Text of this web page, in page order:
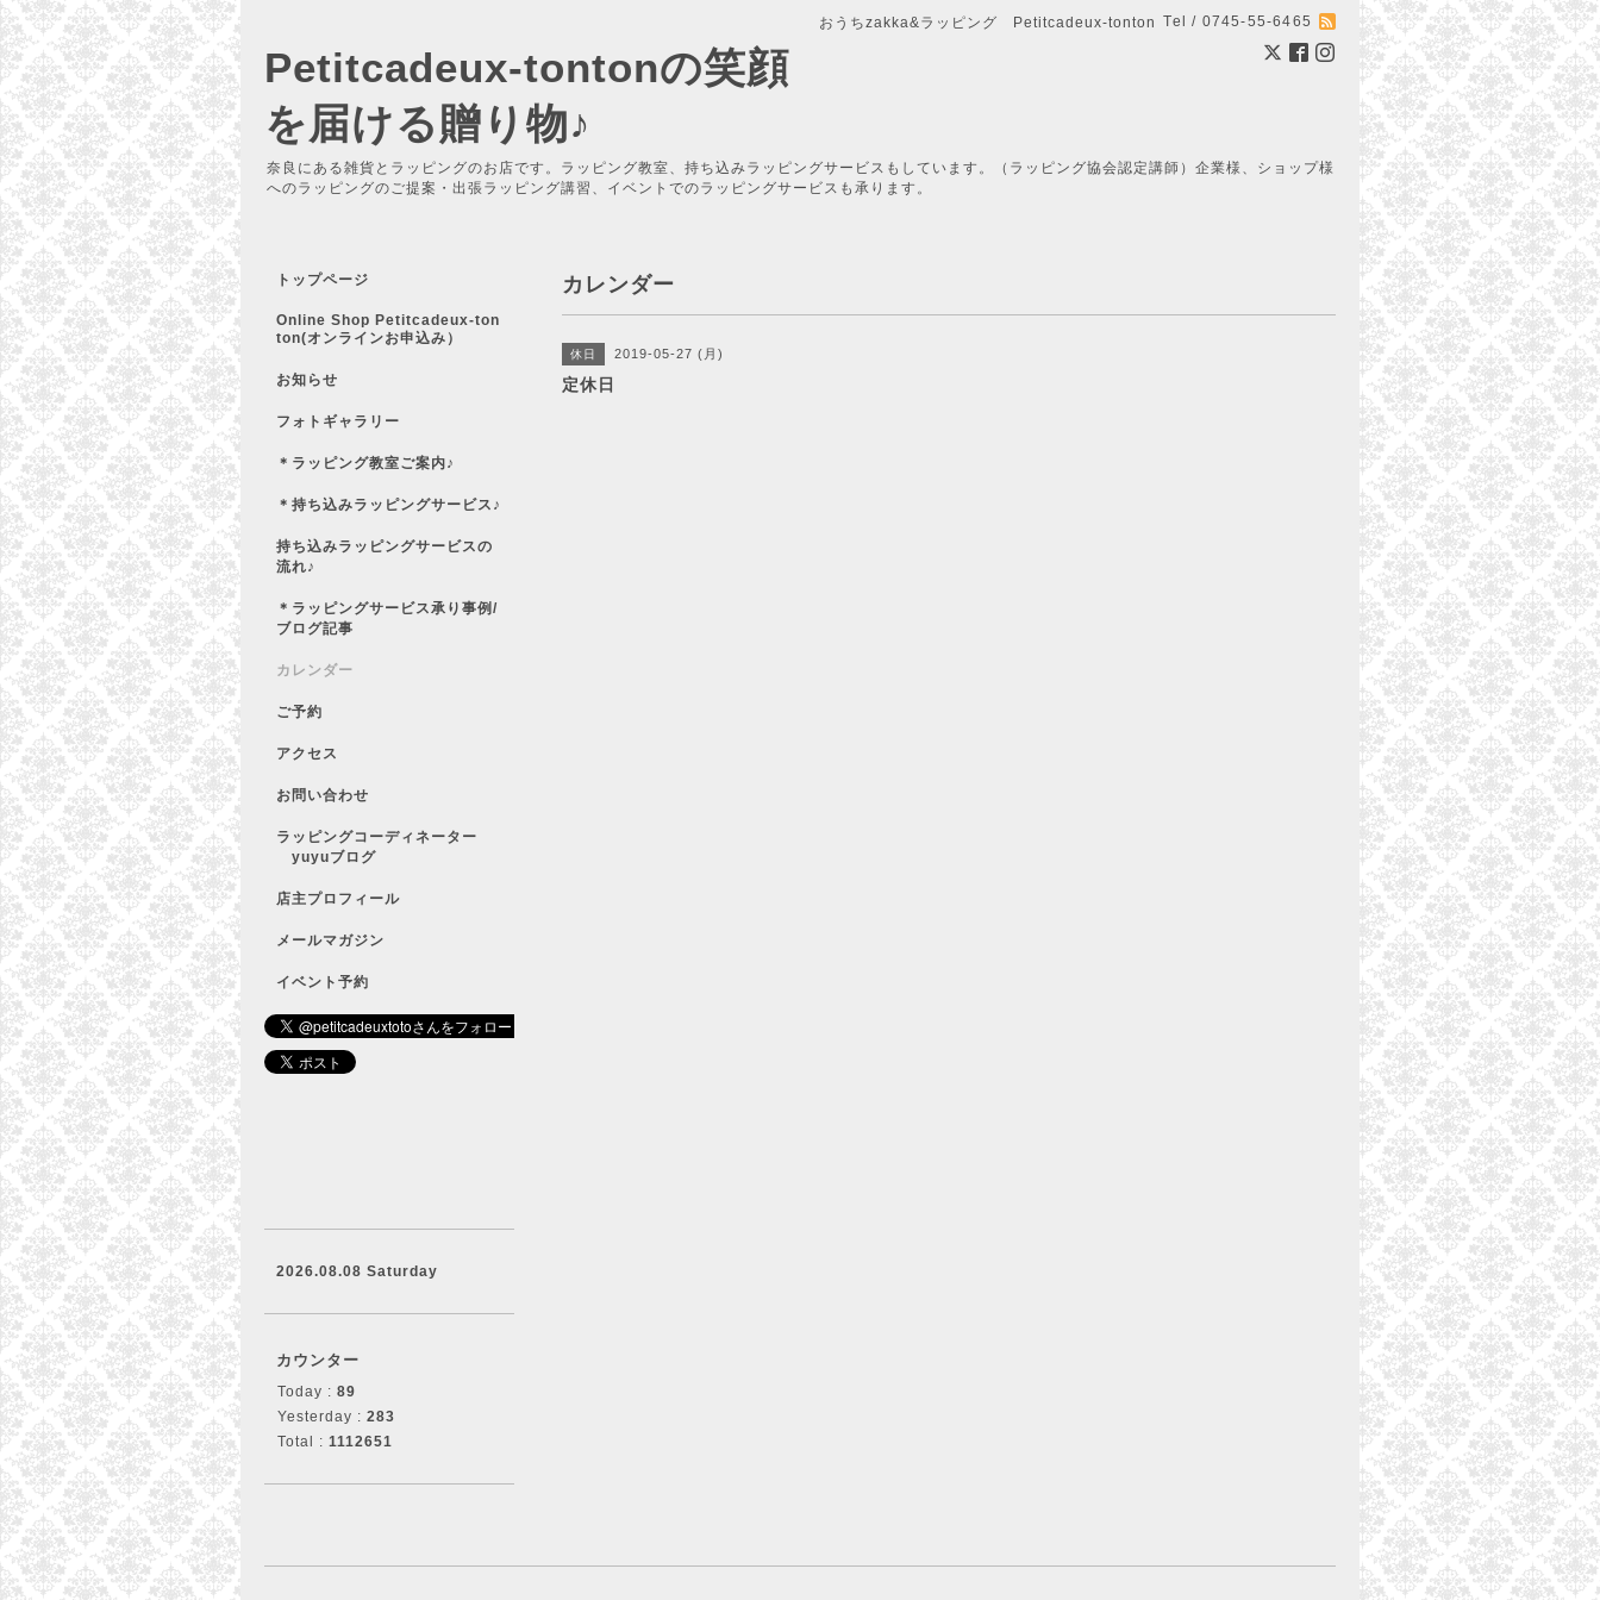
おうちzakka&ラッピング Petitcadeux-tonton Tel / 0745-55-6465
Petitcadeux-tontonの笑顔
を届ける贈り物♪
奈良にある雑貨とラッピングのお店です。ラッピング教室、持ち込みラッピングサービスもしています。（ラッピング協会認定講師）企業様、ショップ様
へのラッピングのご提案・出張ラッピング講習、イベントでのラッピングサービスも承ります。
カレンダー
休日 2019-05-27 (月)
定休日
トップページ
Online Shop Petitcadeux-ton
ton(オンラインお申込み）
お知らせ
フォトギャラリー
＊ラッピング教室ご案内♪
＊持ち込みラッピングサービス♪
持ち込みラッピングサービスの
流れ♪
＊ラッピングサービス承り事例/
ブログ記事
カレンダー
ご予約
アクセス
お問い合わせ
ラッピングコーディネーター
yuyuブログ
店主プロフィール
メールマガジン
イベント予約
2026.08.08 Saturday
カウンター
Today : 89
Yesterday : 283
Total : 1112651